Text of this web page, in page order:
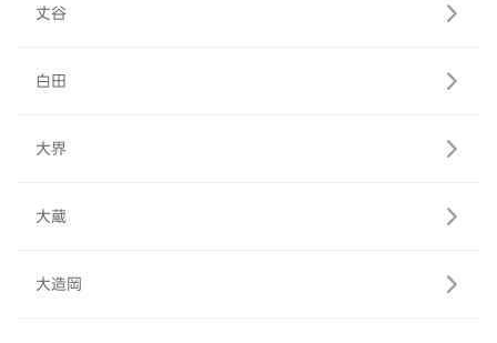
丈谷
白田
大界
大蔵
大造岡